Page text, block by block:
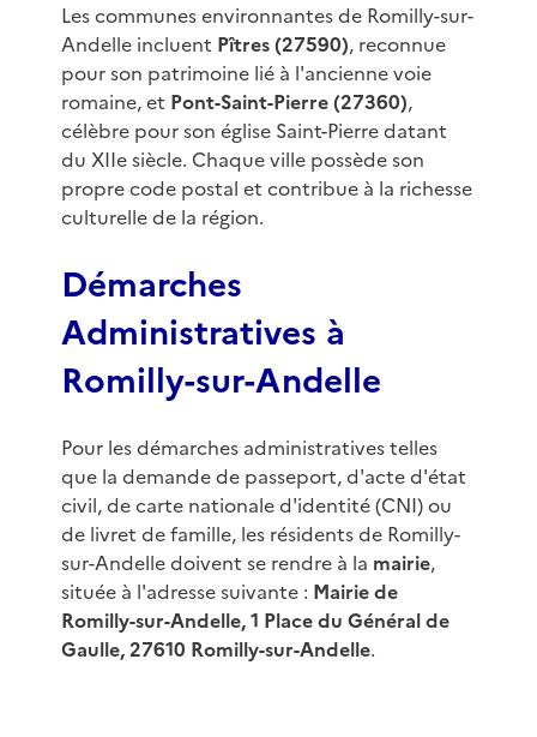
Les communes environnantes de Romilly-sur-
Andelle incluent Pîtres (27590), reconnue
pour son patrimoine lié à l'ancienne voie
romaine, et Pont-Saint-Pierre (27360),
célèbre pour son église Saint-Pierre datant
du XIIe siècle. Chaque ville possède son
propre code postal et contribue à la richesse
culturelle de la région.
Démarches
Administratives à
Romilly-sur-Andelle
Pour les démarches administratives telles
que la demande de passeport, d'acte d'état
civil, de carte nationale d'identité (CNI) ou
de livret de famille, les résidents de Romilly-
sur-Andelle doivent se rendre à la mairie,
située à l'adresse suivante : Mairie de
Romilly-sur-Andelle, 1 Place du Général de
Gaulle, 27610 Romilly-sur-Andelle.